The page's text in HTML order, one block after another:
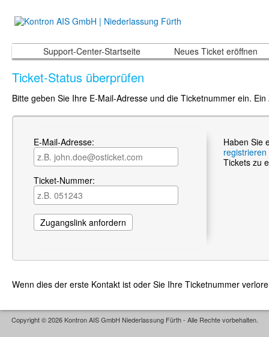
Support-Center-Startseite Neues Ticket eröffnen
Ticket-Status überprüfen
Bitte geben Sie Ihre E-Mail-Adresse und die Ticketnummer ein.
E-Mail-Adresse:
Ticket-Nummer:
Haben Sie
Tickets zu
Wenn dies der erste Kontakt ist oder Sie Ihre Ticketnummer
Copyright © 2026 Kontron AIS GmbH Niederlassung Fürth - Alle Rechte vorbehalten.